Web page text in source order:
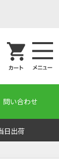
問い合わせ
日出荷